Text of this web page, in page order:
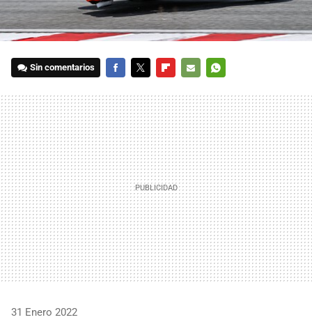
Sin comentarios
MAIL
31 Enero 2022